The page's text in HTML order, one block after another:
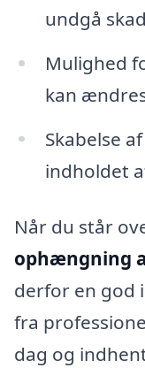
undgå
Mulighed
kan
Skabelse
indholdet
Når du står
ophængning
derfor en god
fra
dag og